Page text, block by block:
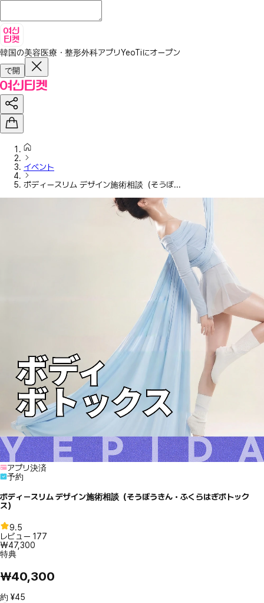
韓国の美容医療・整形外科アプリYeoTiにオープン
で開
イベント
ボディースリム デザイン施術相談（そうぼ...
アプリ決済
予約
ボディースリム デザイン施術相談（そうぼうきん・ふくらはぎボトック
ス）
9.5
レビュー 177
₩47,300
特典
₩40,300
約 ¥45